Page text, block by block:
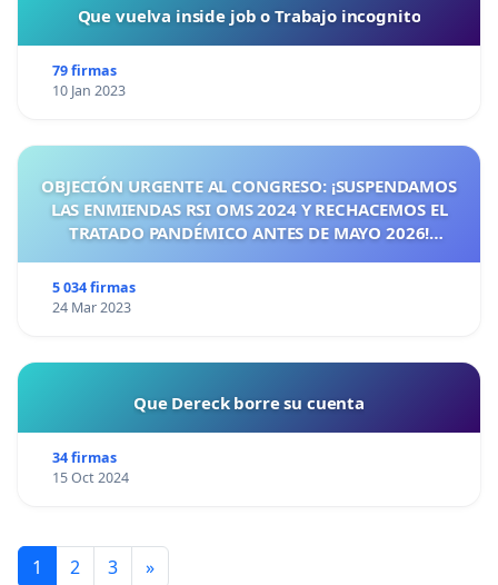
Que vuelva inside job o Trabajo incognito
79 firmas
10 Jan 2023
OBJECIÓN URGENTE AL CONGRESO: ¡SUSPENDAMOS
LAS ENMIENDAS RSI OMS 2024 Y RECHACEMOS EL
TRATADO PANDÉMICO ANTES DE MAYO 2026!
5 034 firmas
24 Mar 2023
Que Dereck borre su cuenta
34 firmas
15 Oct 2024
1 2 3 »